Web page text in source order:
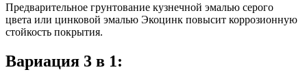
Предварительное грунтование кузнечной эмалью серого
цвета или цинковой эмалью Экоцинк повысит коррозионную
стойкость покрытия.
Вариация 3 в 1: